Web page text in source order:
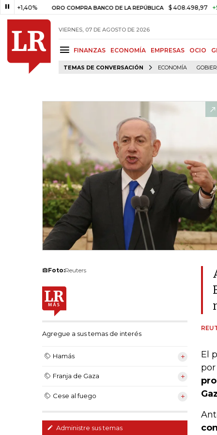
ORO COMPRA BANCO DE LA REPÚBLICA $ 408.498,97 +$
VIERNES, 07 DE AGOSTO DE 2026
FINANZAS ECONOMÍA EMPRESAS OCIO
TEMAS DE CONVERSACIÓN ECONOMÍA
Foto:Reuters
Agregue a sus temas de interés
Hamás
Franja de Gaza
Cese al fuego
Administre sus temas
El